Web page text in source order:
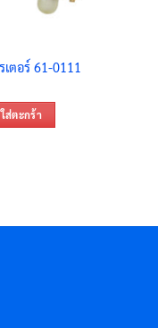
เตอร์ 61-0111
ส่ตะกร้า